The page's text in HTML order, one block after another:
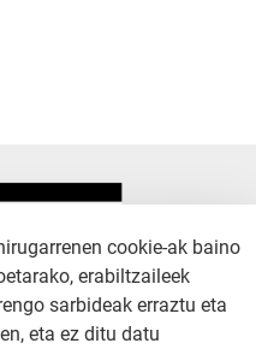
cookie-ak baino
erabiltzaileek
sarbideak erraztu eta
eta ez ditu datu